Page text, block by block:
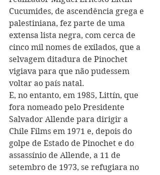
Cucumides, de ascendência grega e
palestiniana, fez parte de uma
extensa lista negra, com cerca de
cinco mil nomes de exilados, que a
selvagem ditadura de Pinochet
vigiava para que não pudessem
voltar ao país natal.
E, no entanto, em 1985, Littín, que
fora nomeado pelo Presidente
Salvador Allende para dirigir a
Chile Films em 1971 e, depois do
golpe de Estado de Pinochet e do
assassínio de Allende, a 11 de
setembro de 1973, se refugiara no